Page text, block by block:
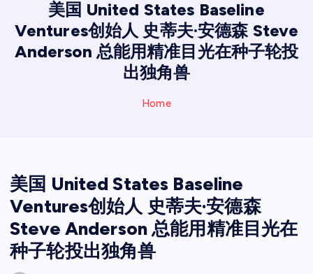
美国 United States Baseline
Ventures创始人 史蒂夫·安德森 Steve
Anderson 总能用精准目光在种子轮投
出独角兽
Home
美国 United States Baseline
Ventures创始人 史蒂夫·安德森
Steve Anderson 总能用精准目光在
种子轮投出独角兽